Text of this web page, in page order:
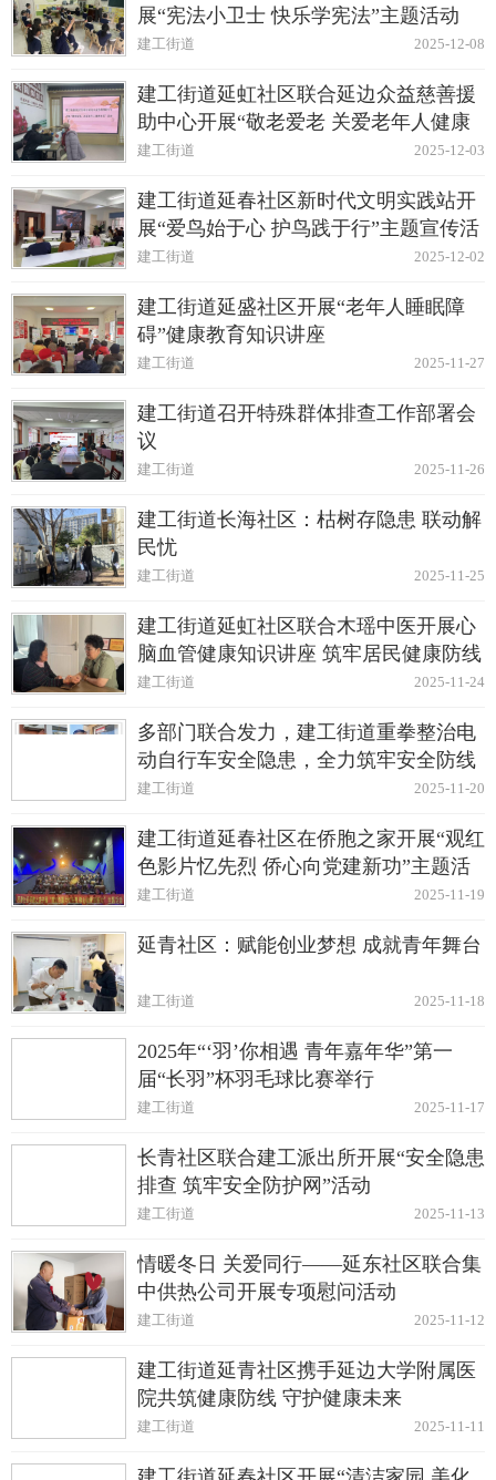
展“宪法小卫士 快乐学宪法”主题活动
2025-12-08
建工街道
建工街道延虹社区联合延边众益慈善援
助中心开展“敬老爱老 关爱老年人健康
生活”主题活动
2025-12-03
建工街道
建工街道延春社区新时代文明实践站开
展“爱鸟始于心 护鸟践于行”主题宣传活
动
2025-12-02
建工街道
建工街道延盛社区开展“老年人睡眠障
碍”健康教育知识讲座
2025-11-27
建工街道
建工街道召开特殊群体排查工作部署会
议
2025-11-26
建工街道
建工街道长海社区：枯树存隐患 联动解
民忧
2025-11-25
建工街道
建工街道延虹社区联合木瑶中医开展心
脑血管健康知识讲座 筑牢居民健康防线
2025-11-24
建工街道
多部门联合发力，建工街道重拳整治电
动自行车安全隐患，全力筑牢安全防线
2025-11-20
建工街道
建工街道延春社区在侨胞之家开展“观红
色影片忆先烈 侨心向党建新功”主题活
动
2025-11-19
建工街道
延青社区：赋能创业梦想 成就青年舞台
2025-11-18
建工街道
2025年“‘羽’你相遇 青年嘉年华”第一
届“长羽”杯羽毛球比赛举行
2025-11-17
建工街道
长青社区联合建工派出所开展“安全隐患
排查 筑牢安全防护网”活动
2025-11-13
建工街道
情暖冬日 关爱同行——延东社区联合集
中供热公司开展专项慰问活动
2025-11-12
建工街道
建工街道延青社区携手延边大学附属医
院共筑健康防线 守护健康未来
2025-11-11
建工街道